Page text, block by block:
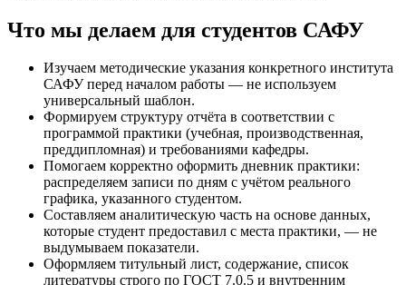
Что мы делаем для студентов САФУ
Изучаем методические указания конкретного института
САФУ перед началом работы — не используем
универсальный шаблон.
Формируем структуру отчёта в соответствии с
программой практики (учебная, производственная,
преддипломная) и требованиями кафедры.
Помогаем корректно оформить дневник практики:
распределяем записи по дням с учётом реального
графика, указанного студентом.
Составляем аналитическую часть на основе данных,
которые студент предоставил с места практики, — не
выдумываем показатели.
Оформляем титульный лист, содержание, список
литературы строго по ГОСТ 7.0.5 и внутренним